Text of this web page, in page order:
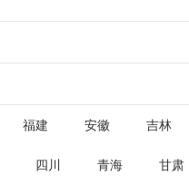
福建 安徽 吉林
四川 青海 甘肃